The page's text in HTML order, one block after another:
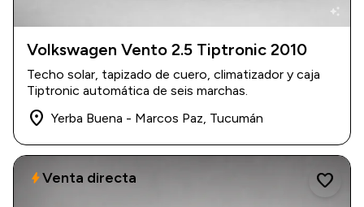
auto_awesome
2010 82.000 km
$ 14.500.000
Volkswagen Vento 2.5 Tiptronic 2010
Techo solar, tapizado de cuero, climatizador y caja
Tiptronic automática de seis marchas.
place Yerba Buena - Marcos Paz, Tucumán
favorite
boltVenta directa